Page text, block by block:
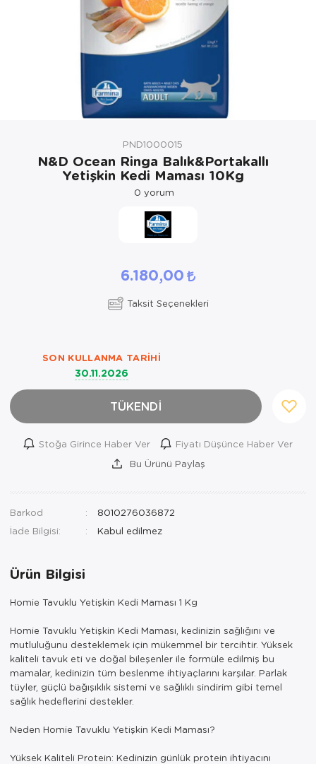
PND1000015
N&D Ocean Ringa Balık&Portakallı
Yetişkin Kedi Maması 10Kg
0 yorum
6.180,00
Taksit Seçenekleri
SON KULLANMA TARIHI
30.11.2026
TÜKENDİ
Stoğa Girince Haber Ver
Fiyatı Düşünce Haber Ver
Bu Ürünü Paylaş
Barkod
8010276036872
İade Bilgisi:
Ürün Bilgisi
Homie Tavuklu Yetişkin Kedi Maması 1 Kg
Homie Tavuklu Yetişkin Kedi Maması, kedinizin sağlığını ve
mutluluğunu desteklemek için mükemmel bir tercihtir. Yüksek
kaliteli tavuk eti ve doğal bileşenler ile formüle edilmiş bu
mamalar, kedinizin tüm beslenme ihtiyaçlarını karşılar. Parlak
tüyler, güçlü bağışıklık sistemi ve sağlıklı sindirim gibi temel
sağlık hedeflerini destekler.
Neden Homie Tavuklu Yetişkin Kedi Maması?
Yüksek Kaliteli Protein: Kedinizin günlük protein ihtiyacını